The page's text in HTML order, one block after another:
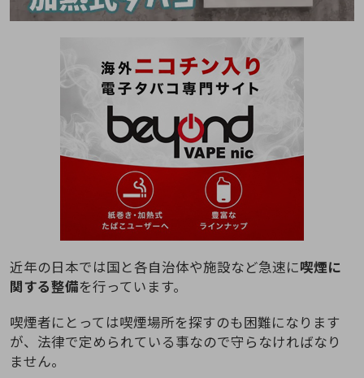
近年の日本では国と各自治体や施設など急速に喫煙に
関する整備を行っています。
喫煙者にとっては喫煙場所を探すのも困難になります
が、法律で定められている事なので守らなければなり
ません。